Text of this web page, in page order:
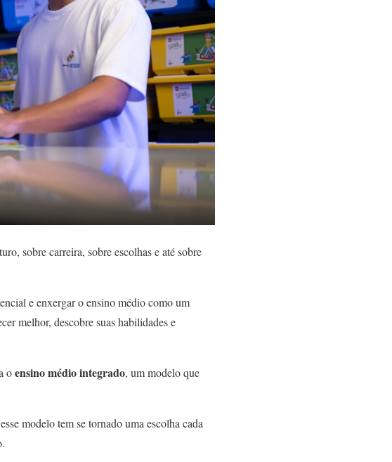
sobre carreira, sobre escolhas e até sobre
e enxergar o ensino médio como um
melhor, descobre suas habilidades e
oensino médio integrado, um modelo que
modelo tem se tornado uma escolha cada